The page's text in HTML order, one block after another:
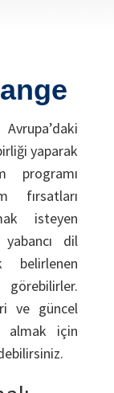
yaparak
programı
fırsatları
isteyen
dil
belirlenen
ve güncel
almak için